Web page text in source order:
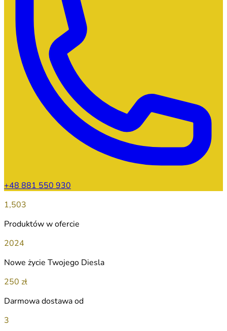
+48 881 550 930
1,503
Produktów w ofercie
2024
Nowe życie Twojego Diesla
250 zł
Darmowa dostawa od
3